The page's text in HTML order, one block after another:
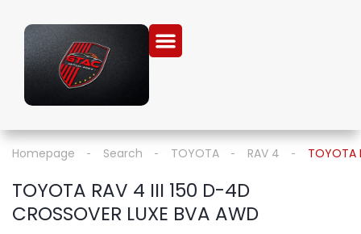
Homepage Search TOYOTA RAV 4 TOYOTA
TOYOTA RAV 4 III 150 D-4D
CROSSOVER LUXE BVA AWD